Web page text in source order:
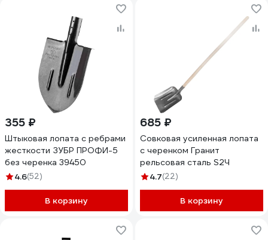
355 ₽
Штыковая лопата с ребрами
жесткости ЗУБР ПРОФИ-5
без черенка 39450
4.6(52)
В корзину
685 ₽
Совковая усиленная лопата
с черенком Гранит
рельсовая сталь S2Ч
4.7(22)
В корзину